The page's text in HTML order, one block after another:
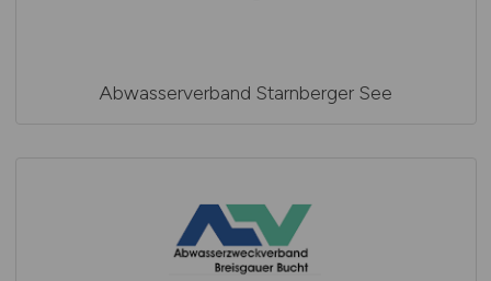
Abwasserverband Starnberger See